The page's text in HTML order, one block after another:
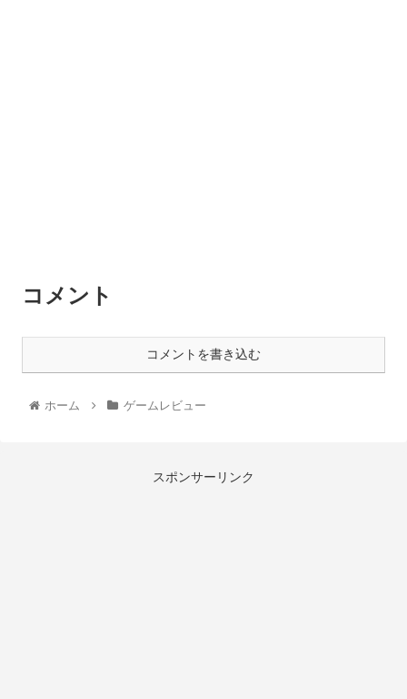
コメント
コメントを書き込む
ホーム ゲームレビュー
スポンサーリンク